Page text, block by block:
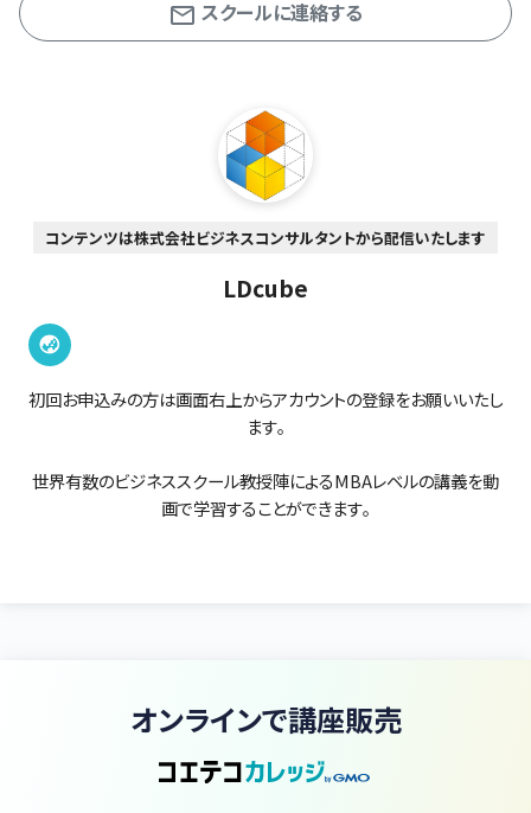
スクールに連絡する
コンテンツは株式会社ビジネスコンサルタントから配信いたします
LDcube
初回お申込みの方は画面右上からアカウントの登録をお願いいたし
ます。
世界有数のビジネススクール教授陣によるMBAレベルの講義を動
画で学習することができます。
オンラインで講座販売